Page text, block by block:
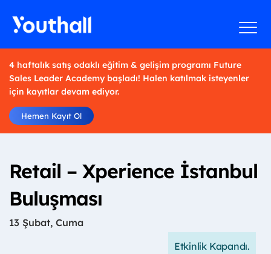
4 haftalık satış odaklı eğitim & gelişim programı Future
Sales Leader Academy başladı! Halen katılmak isteyenler
için kayıtlar devam ediyor.
Hemen Kayıt Ol
Retail – Xperience İstanbul
Buluşması
13 Şubat, Cuma
Etkinlik Kapandı.